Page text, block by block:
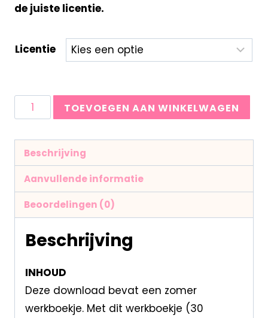
de juiste licentie.
Licentie
TOEVOEGEN AAN WINKELWAGEN
Beschrijving
Aanvullende informatie
Beoordelingen (0)
Beschrijving
INHOUD
Deze download bevat een zomer
werkboekje. Met dit werkboekje (30